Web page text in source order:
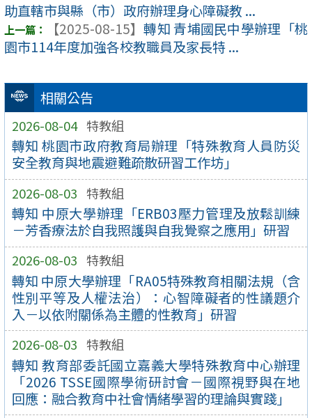
相關公告
2026-08-04 特教組
轉知 桃園市政府教育局辦理「特殊教育人員防災
安全教育與地震避難疏散研習工作坊」
2026-08-03 特教組
轉知 中原大學辦理「ERB03壓力管理及放鬆訓練
－芳香療法於自我照護與自我覺察之應用」研習
2026-08-03 特教組
轉知 中原大學辦理「RA05特殊教育相關法規（含
性別平等及人權法治）：心智障礙者的性議題介
入－以依附關係為主體的性教育」研習
2026-08-03 特教組
轉知 教育部委託國立嘉義大學特殊教育中心辦理
「2026 TSSE國際學術研討會－國際視野與在地
回應：融合教育中社會情緒學習的理論與實踐」
助直轄市與縣（市）政府辦理身心障礙教 ...
【2025-08-15】 轉知 青埔國民中學辦理「桃
園市114年度加強各校教職員及家長特 ...